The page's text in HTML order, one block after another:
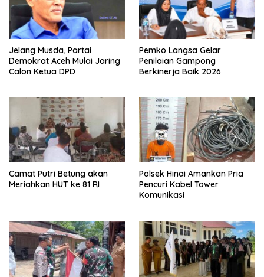
Jelang Musda, Partai
Demokrat Aceh Mulai Jaring
Calon Ketua DPD
Pemko Langsa Gelar
Penilaian Gampong
Berkinerja Baik 2026
Camat Putri Betung akan
Meriahkan HUT ke 81 RI
Polsek Hinai Amankan Pria
Pencuri Kabel Tower
Komunikasi